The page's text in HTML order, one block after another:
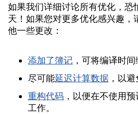
如果我们详细讨论所有优化，恐
天！如果您对更多优化感兴趣，
他一些更改：
添加了簿记 ，可将编译时间
尽可能延迟计算数据 ，以
重构代码 ，以便在不使用
工作。